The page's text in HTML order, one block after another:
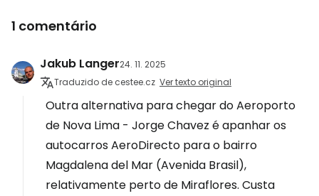
1 comentário
Jakub Langer24. 11. 2025
Traduzido de cestee.cz Ver texto original
Outra alternativa para chegar do Aeroporto
de Nova Lima - Jorge Chavez é apanhar os
autocarros AeroDirecto para o bairro
Magdalena del Mar (Avenida Brasil),
relativamente perto de Miraflores. Custa